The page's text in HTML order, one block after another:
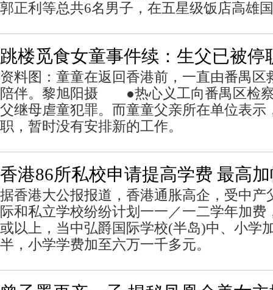
郭正利等总共6名男子，在五星级饭店高雄
跳楼觅食女童事件续：生父已被停
资料图：童童在返回香港前，一直由番禺区
陪伴。黎旭阳摄 ●热心义工向番禺区检
父继母虐童犯罪。而童童父亲所在单位表示
职，暂时没有安排新的工作。
香港86所私校申请提高学费 最高加
据香港大公报报道，香港通胀高企，受中产
际和私立学校纷纷计划一一／一二学年加费
或以上，当中弘爵国际学校(半岛)中、小学
半，小学学费加至六万一千多元。